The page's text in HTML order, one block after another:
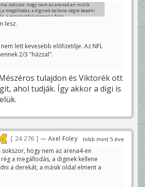
sokszor, hogy nem az arena4-en múlik
a megállodás, a diginek kellene végre beadni
a másik oldal elment a falig.
lesz.
lett kevesebb előfizetője. Az NFL
2/3 "házzal".
tulajdon és Viktorék ott
ahol tudják. Így akkor a digi is
több mint 5 éve
24 276 — Axel Foley
sokszor, hogy nem az arena4-en
a megállodás, a diginek kellene
a derekát, a másik oldal elment a